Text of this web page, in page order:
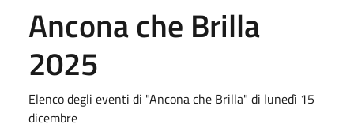
Ancona che Brilla
2025
Elenco degli eventi di "Ancona che Brilla" di lunedì 15
dicembre